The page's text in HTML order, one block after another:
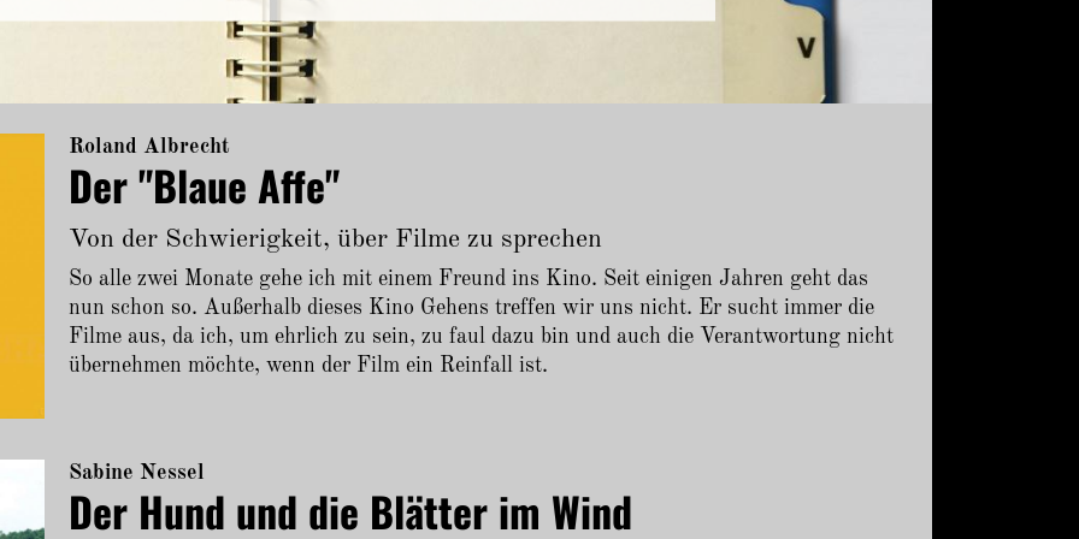
Roland Albrecht
Der "Blaue Affe"
Von der Schwierigkeit, über Filme zu sprechen
So alle zwei Monate gehe ich mit einem Freund ins Kino. Seit einigen Jahren geht das
nun schon so. Außerhalb dieses Kino Gehens treffen wir uns nicht. Er sucht immer die
Filme aus, da ich, um ehrlich zu sein, zu faul dazu bin und auch die Verantwortung nicht
übernehmen möchte, wenn der Film ein Reinfall ist.
Sabine Nessel
Der Hund und die Blätter im Wind